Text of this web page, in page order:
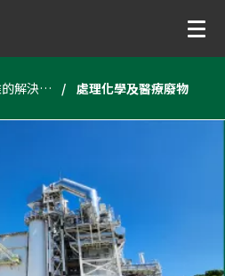
詳盡了解威立雅的解決方案 處理化學及醫療廢物